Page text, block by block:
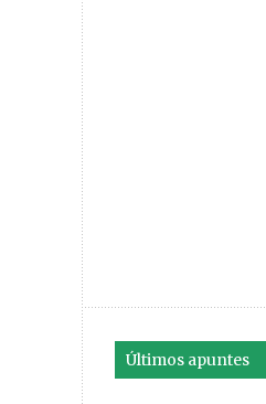
Últimos apuntes